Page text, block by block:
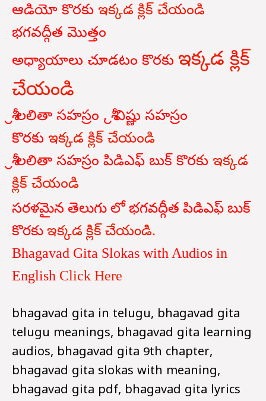
ఆడియో కొరకు ఇక్కడ క్లిక్ చేయండి
భగవద్గీత మొత్తం
అధ్యాయాలు చూడటం కొరకు ఇక్కడ క్లిక్
చేయండి
శ్రీ లలితా సహస్రం , శ్రీ విష్ణు సహస్రం
కొరకు ఇక్కడ క్లిక్ చేయండి
శ్రీ లలితా సహస్రం పిడిఎఫ్ బుక్ కొరకు ఇక్కడ
క్లిక్ చేయండి
సరళమైన తెలుగు లో భగవద్గీత పిడిఎఫ్ బుక్
కొరకు ఇక్కడ క్లిక్ చేయండి.
Bhagavad Gita Slokas with Audios in
English Click Here
bhagavad gita in telugu, bhagavad gita
telugu meanings, bhagavad gita learning
audios, bhagavad gita 9th chapter,
bhagavad gita slokas with meaning,
bhagavad gita pdf, bhagavad gita lyrics